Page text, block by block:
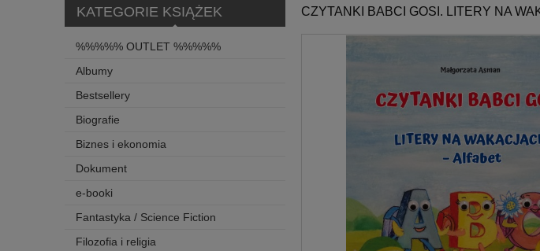
KATEGORIE KSIĄŻEK
%%%%% OUTLET %%%%%
Albumy
Bestsellery
Biografie
Biznes i ekonomia
Dokument
e-booki
Fantastyka / Science Fiction
Filozofia i religia
CZYTANKI BABCI GOSI. LITERY NA